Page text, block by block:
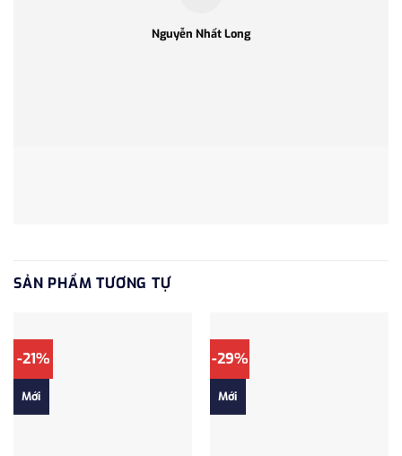
Nguyễn Nhất Long
SẢN PHẨM TƯƠNG TỰ
-21%
Mới
-29%
Mới